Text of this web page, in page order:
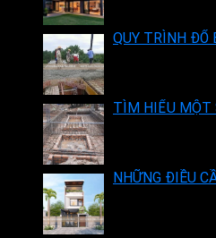
QUY TRÌNH ĐỔ
TÌM HIỂU MỘT
NHỮNG ĐIỀU